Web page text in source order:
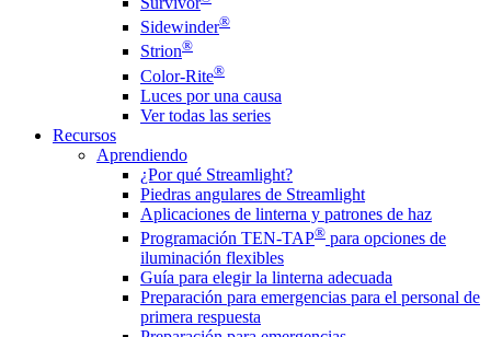
Sidewinder®
Strion®
Color-Rite®
Luces por una causa
Ver todas las series
Recursos
Aprendiendo
¿Por qué Streamlight?
Piedras angulares de Streamlight
Aplicaciones de linterna y patrones de haz
Programación TEN-TAP® para opciones de
iluminación flexibles
Guía para elegir la linterna adecuada
Preparación para emergencias para el personal de
primera respuesta